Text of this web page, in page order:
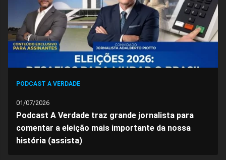
PODCAST A VERDADE
01/07/2026
Podcast A Verdade traz grande jornalista para
comentar a eleição mais importante da nossa
história (assista)